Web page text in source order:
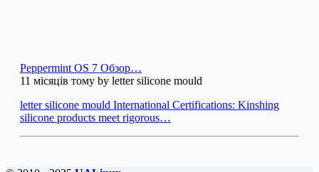
Peppermint OS 7 Обзор…
11 місяців тому by letter silicone mould
letter silicone mould International Certifications: Kinshing
silicone products meet rigorous…